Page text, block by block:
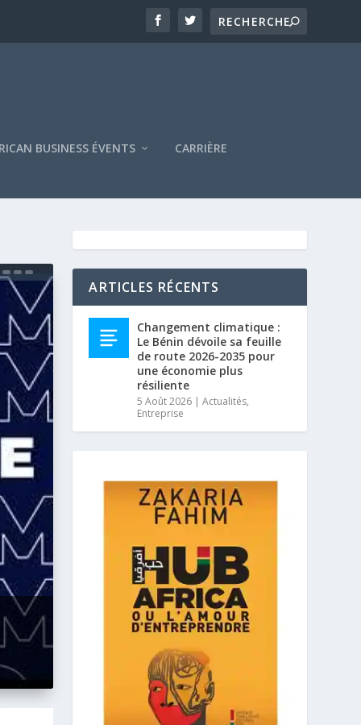
BUSINESS ÉVENTS CARRIÈRE
ARTICLES RÉCENTS
Changement climatique :
Le Bénin dévoile sa feuille
de route 2026-2035 pour
une économie plus
résiliente
5 Août 2026 |Actualités,
Entreprise